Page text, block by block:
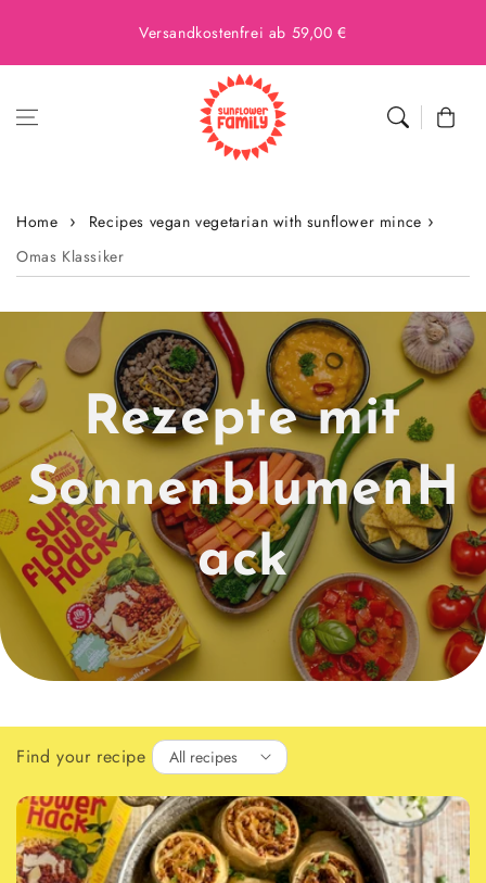
Versandkostenfrei ab 59,00 €
Cart
Home
Recipes vegan vegetarian with sunflower mince
Omas Klassiker
Rezepte mit
SonnenblumenH
ack
Find your recipe